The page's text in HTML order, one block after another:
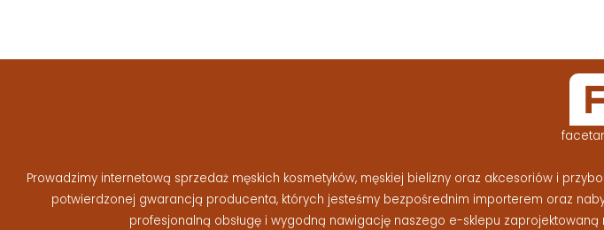
Prowadzimy internetową sprzedaż męskich kosmetyków, męskiej bielizny oraz akcesoriów i
potwierdzonej gwarancją producenta, których jesteśmy bezpośrednim importerem oraz
profesjonalną obsługę i wygodną nawigację naszego e-sklepu